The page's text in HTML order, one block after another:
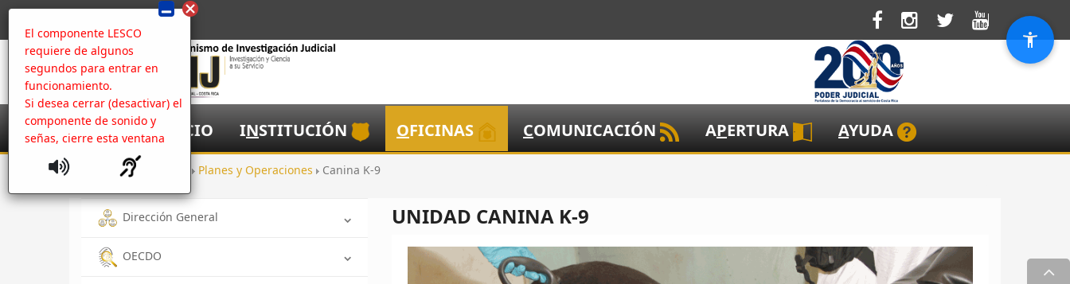
El componente LESCO
requiere de algunos
segundos para entrar en
funcionamiento.
Si desea cerrar (desactivar) el
componente de sonido y
señas, cierre esta ventana
NICIO INSTITUCIÓN OFICINAS COMUNICACIÓN APERTURA AYUDA
Inicio Planes y Operaciones Canina K-9
Dirección General
OECDO
UNIDAD CANINA K-9